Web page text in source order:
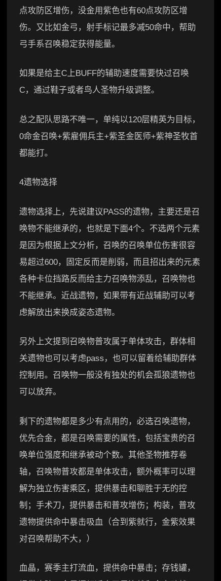
点攻防区增伤，没金用紫色也有60点攻防区增
伤。又比如金弓，射手标记最多减50命中，帮助
弓手系召唤稳定获得能量。
如果是给主C上BUFF的辅助速度需要快过召唤
C，通过鞋子或者鸟人圣物升级调整。
总之配队思路不唯一，单纯以120层精英为目标，
0命金召唤+紫雇佣兵主+紫圣金医师+紫神圣牧首
都能打。
4遗物选择
遗物选择上，先说建议PASS的遗物，主要还是召
唤物不能继承的，也就是下面4个。不选两个元素
是因为根据上文分析，召唤的召唤单位伤害很容
易超过600，固定反而是削弱，而且招出来的元素
各种卡位挡路反而给主力召唤物添乱，召唤物也
不能继承。近战遗物，如果带有近战辅助可以考
虑解放出来换成姿态遗物。
另外上文提到召唤物普攻属于单体攻击，群体相
关遗物也可以考虑pass，也可以留着给辅助群体
控制用。召唤物一般没有独处的机会孤狼遗物也
可以放弃。
剩下的遗物都是多少有点用的，必选召唤遗物，
优先合金，都是召唤需要的属性，包括宝贵的召
唤单位强度和继承被动个数。其他圣物推荐卷
轴，召唤物普攻都是单体攻击，额外概率可以理
解为独立伤害乘区，提供暴击和聊胜于无的控
制；手术刀，提供暴击和普攻增伤；构装，普攻
遗物提供命中暴击吸血（合到紫就行，金紫效果
对召唤帮助不大，）
血晶，赛季主打流血，提供命中暴击；存钱罐，